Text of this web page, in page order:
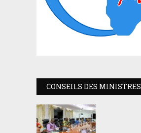
CONSEILS DES MINISTRES